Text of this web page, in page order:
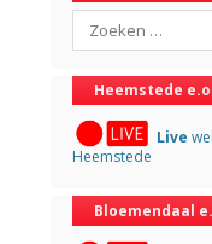
Search
Heemstede
Live
Heemstede
Bloemendaal